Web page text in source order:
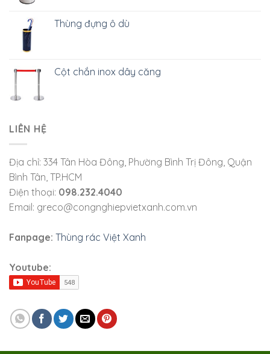
Thùng đựng ô dù
Cột chắn inox dây căng
LIÊN HỆ
Địa chỉ: 334 Tân Hòa Đông, Phường Bình Trị Đông, Quận
Bình Tân, TP.HCM
Điện thoại: 098.232.4040
Email: greco@congnghiepvietxanh.com.vn
Fanpage: Thùng rác Việt Xanh
Youtube: